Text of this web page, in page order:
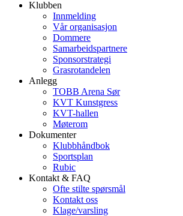
Klubben
Innmelding
Vår organisasjon
Dommere
Samarbeidspartnere
Sponsorstrategi
Grasrotandelen
Anlegg
TOBB Arena Sør
KVT Kunstgress
KVT-hallen
Møterom
Dokumenter
Klubbhåndbok
Sportsplan
Rubic
Kontakt & FAQ
Ofte stilte spørsmål
Kontakt oss
Klage/varsling